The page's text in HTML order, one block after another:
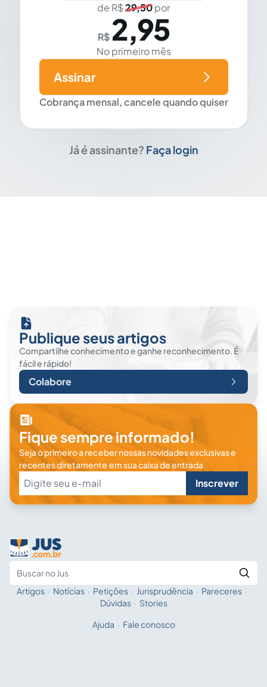
de R$29,50por
R$ 2,95
No primeiro mês
Cobrança mensal, cancele quando quiser
Assinar
Já é assinante? Faça login
Publique seus artigos
Compartilhe conhecimento e ganhe reconhecimento. É
fácil e rápido!
Colabore
Fique sempre informado!
Seja o primeiro a receber nossas novidades exclusivas e
recentes diretamente em sua caixa de entrada.
Inscrever
Fale com a IA
Artigos · Notícias · Petições · Jurisprudência · Pareceres ·
Dúvidas · Stories
Ajuda · Fale conosco